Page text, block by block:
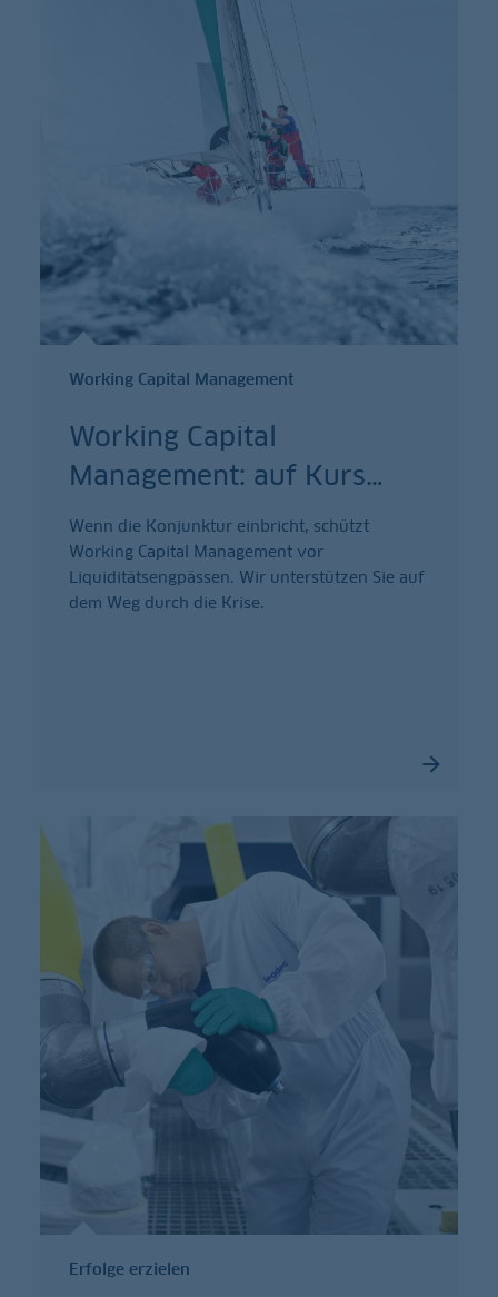
Working Capital Management
Working Capital
Management: auf Kurs…
Wenn die Konjunktur einbricht, schützt
Working Capital Management vor
Liquiditätsengpässen. Wir unterstützen Sie auf
dem Weg durch die Krise.
Erfolge erzielen